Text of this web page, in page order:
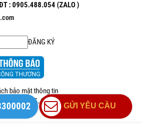
: 0905.488.054 (ZALO )
ĐĂNG KÝ
bảo mật thông tin
- 0905.488.054
GỬI YÊU CẦU